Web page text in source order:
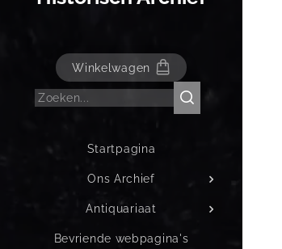
Winkelwagen
Startpagina
Ons Archief
Antiquariaat
Bevriende webpagina's